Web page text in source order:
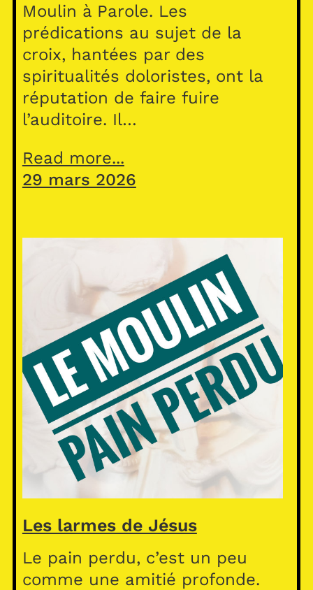
Moulin à Parole. Les
prédications au sujet de la
croix, hantées par des
spiritualités doloristes, ont la
réputation de faire fuire
l’auditoire. Il…
Read more...
29 mars 2026
Les larmes de Jésus
Le pain perdu, c’est un peu
comme une amitié profonde.